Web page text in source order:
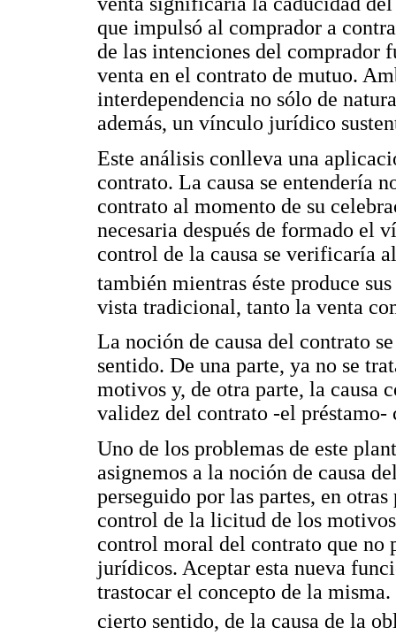
que impulsó al comprador a
de las intenciones del comprador
venta en el contrato de mutuo.
interdependencia no sólo de
además, un vínculo jurídico
Este análisis conlleva una
contrato. La causa se entendería
contrato al momento de su
necesaria después de formado el
control de la causa se verificaría
también mientras éste produce
vista tradicional, tanto la venta
La noción de causa del contrato
sentido. De una parte, ya no se
motivos y, de otra parte, la causa
validez del contrato -el
Uno de los problemas de este
asignemos a la noción de causa
perseguido por las partes, en
control de la licitud de los
control moral del contrato que
jurídicos. Aceptar esta nueva
trastocar el concepto de la
cierto sentido, de la causa de la